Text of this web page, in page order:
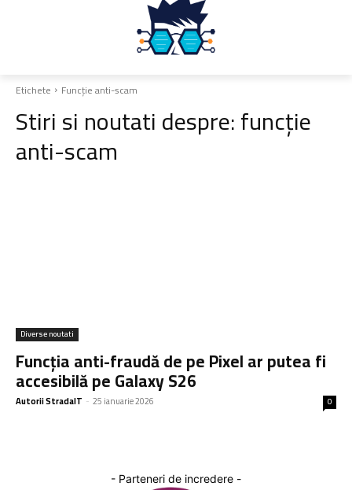
Etichete Funcție anti-scam
Stiri si noutati despre:funcție
anti-scam
Diverse noutati
Funcția anti-fraudă de pe Pixel ar putea fi
accesibilă pe Galaxy S26
Autorii StradaIT - 25 ianuarie 2026 0
- Parteneri de incredere -